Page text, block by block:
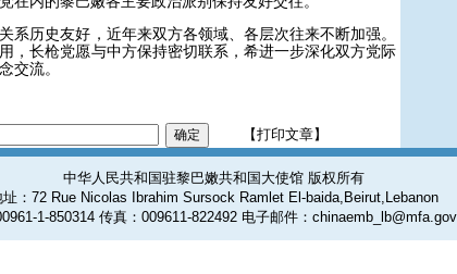
历史友好，近年来双方各领域、各层次往来不断加强。
，长枪党愿与中方保持密切联系，希进一步深化双方党际
交流。
【打印文章】
中华人民共和国驻黎巴嫩共和国大使馆 版权所有
址：72 Rue Nicolas Ibrahim Sursock Ramlet El-baida,Beirut,Lebanon
1-850314 传真：009611-822492 电子邮件：